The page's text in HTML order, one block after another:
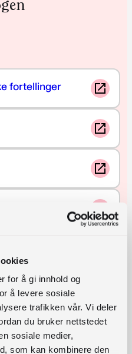
for å gi innhold og
å levere sosiale
trafikken vår. Vi deler
du bruker nettstedet
sosiale medier,
som kan kombinere den
fortellinger